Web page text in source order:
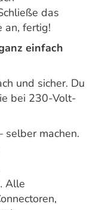
das
an, fertig!
einfach
und sicher. Du
bei 230-Volt-
selber machen.
Alle